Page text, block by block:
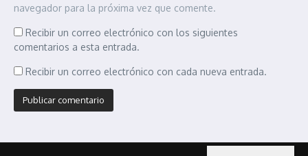
navegador para la próxima vez que comente.
Recibir un correo electrónico con los siguientes
comentarios a esta entrada.
Recibir un correo electrónico con cada nueva entrada.